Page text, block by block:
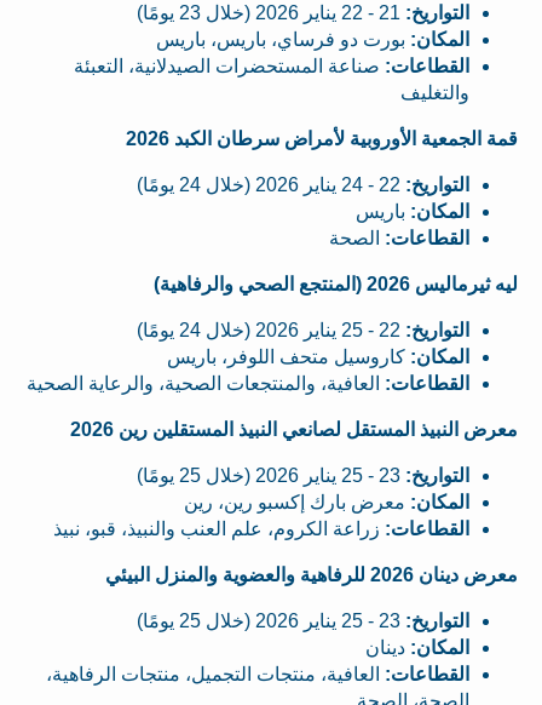
التواريخ:
المكان: بورت دو فرساي، باريس، باريس
القطاعات: صناعة المستحضرات الصيدلانية، التعبئة
والتغليف
قمة الجمعية الأوروبية لأمراض سرطان الكبد 2026
التواريخ:
المكان: باريس
القطاعات: الصحة
ليه ثيرماليس 2026 (المنتجع الصحي والرفاهية)
التواريخ:
المكان: كاروسيل متحف اللوفر، باريس
القطاعات: العافية، والمنتجعات الصحية، والرعاية الصحية
معرض النبيذ المستقل لصانعي النبيذ المستقلين رين 2026
التواريخ:
المكان: معرض بارك إكسبو رين، رين
القطاعات: زراعة الكروم، علم العنب والنبيذ، قبو، نبيذ
معرض دينان 2026 للرفاهية والعضوية والمنزل البيئي
التواريخ:
المكان: دينان
القطاعات: العافية، منتجات التجميل، منتجات الرفاهية،
الصحة، الصحة